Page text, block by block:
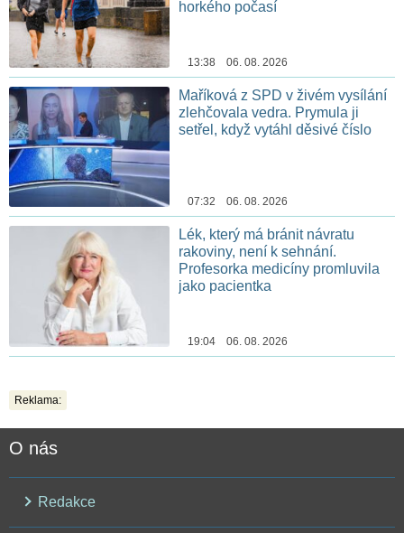
horkého počasí
13:38 06. 08. 2026
Maříková z SPD v živém vysílání
zlehčovala vedra. Prymula ji
setřel, když vytáhl děsivé číslo
07:32 06. 08. 2026
Lék, který má bránit návratu
rakoviny, není k sehnání.
Profesorka medicíny promluvila
jako pacientka
19:04 06. 08. 2026
Reklama:
O nás
Redakce